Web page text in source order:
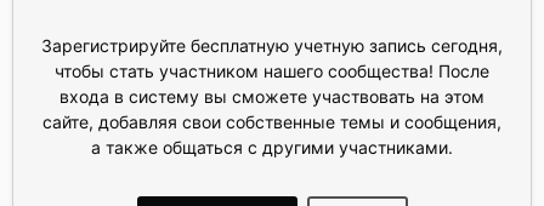
Зарегистрируйте бесплатную учетную запись сегодня,
чтобы стать участником нашего сообщества! После
входа в систему вы сможете участвовать на этом
сайте, добавляя свои собственные темы и сообщения,
а также общаться с другими участниками.